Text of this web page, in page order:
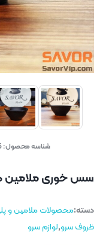
شناسه محصول:
سس خوری ملامین
دسته:محصولات ملامین و
ظروف سرو,لوازم سرو